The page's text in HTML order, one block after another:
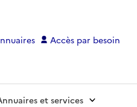
Accès par besoin
et services